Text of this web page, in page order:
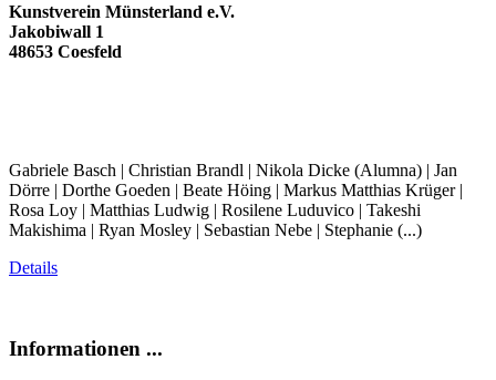
Kunstverein Münsterland e.V.
Jakobiwall 1
48653 Coesfeld
Gabriele Basch | Christian Brandl | Nikola Dicke (Alumna) | Jan
Dörre | Dorthe Goeden | Beate Höing | Markus Matthias Krüger |
Rosa Loy | Matthias Ludwig | Rosilene Luduvico | Takeshi
Makishima | Ryan Mosley | Sebastian Nebe | Stephanie (...)
Details
Informationen ...